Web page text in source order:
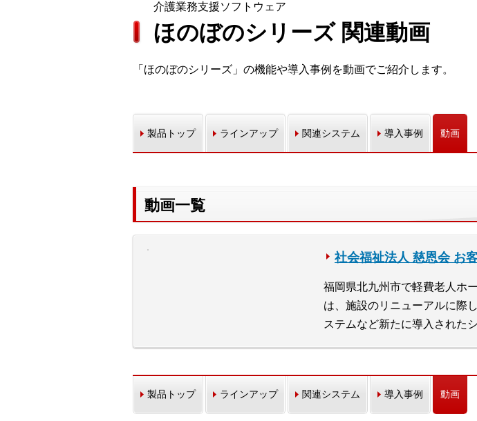
介護業務支援ソフトウェア
ほのぼのシリーズ 関連動画
「ほのぼのシリーズ」の機能や導入事例を動画でご紹介します。
製品トップ ラインアップ 関連システム 導入事例 動画
動画一覧
社会福祉法人 慈恩会 お
福岡県北九州市で軽費老人ホ
は、施設のリニューアルに際
ステムなど新たに導入された
製品トップ ラインアップ 関連システム 導入事例 動画